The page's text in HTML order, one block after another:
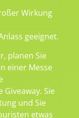
Wirkung
geeignet.
planen Sie
einer Messe
Sie
und Sie
etwas